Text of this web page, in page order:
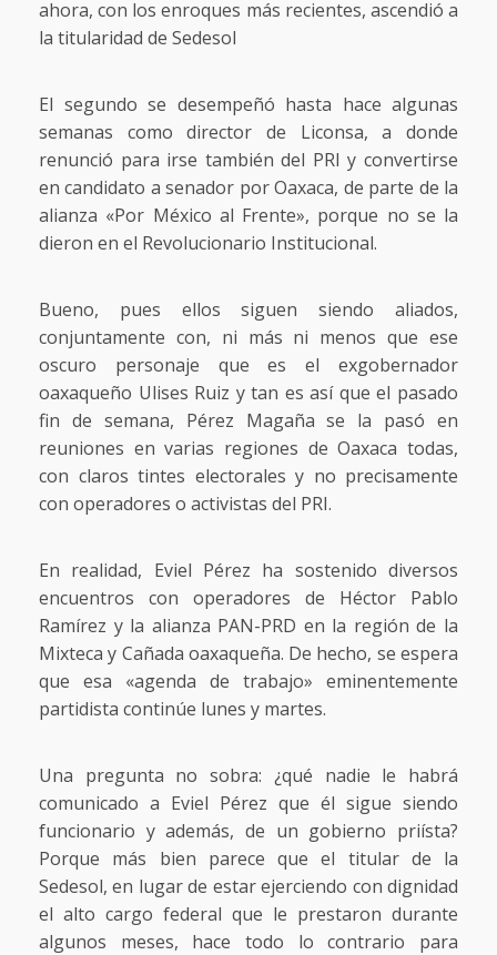
ahora, con los enroques más recientes, ascendió a
la titularidad de Sedesol
El segundo se desempeñó hasta hace algunas
semanas como director de Liconsa, a donde
renunció para irse también del PRI y convertirse
en candidato a senador por Oaxaca, de parte de la
alianza «Por México al Frente», porque no se la
dieron en el Revolucionario Institucional.
Bueno, pues ellos siguen siendo aliados,
conjuntamente con, ni más ni menos que ese
oscuro personaje que es el exgobernador
oaxaqueño Ulises Ruiz y tan es así que el pasado
fin de semana, Pérez Magaña se la pasó en
reuniones en varias regiones de Oaxaca todas,
con claros tintes electorales y no precisamente
con operadores o activistas del PRI.
En realidad, Eviel Pérez ha sostenido diversos
encuentros con operadores de Héctor Pablo
Ramírez y la alianza PAN-PRD en la región de la
Mixteca y Cañada oaxaqueña. De hecho, se espera
que esa «agenda de trabajo» eminentemente
partidista continúe lunes y martes.
Una pregunta no sobra: ¿qué nadie le habrá
comunicado a Eviel Pérez que él sigue siendo
funcionario y además, de un gobierno priísta?
Porque más bien parece que el titular de la
Sedesol, en lugar de estar ejerciendo con dignidad
el alto cargo federal que le prestaron durante
algunos meses, hace todo lo contrario para